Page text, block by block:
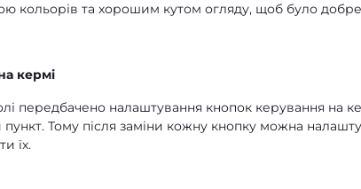
кольорів та хорошим кутом огляду, щоб було
кермі
передбачено налаштування кнопок керування на
Тому після заміни кожну кнопку можна
їх.